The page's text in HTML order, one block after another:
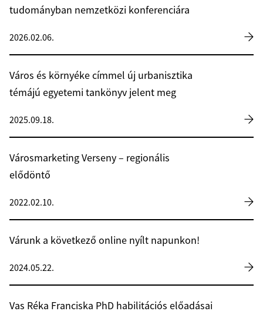
tudományban nemzetközi konferenciára
2026.02.06.
Város és környéke címmel új urbanisztika
témájú egyetemi tankönyv jelent meg
2025.09.18.
Városmarketing Verseny – regionális
elődöntő
2022.02.10.
Várunk a következő online nyílt napunkon!
2024.05.22.
Vas Réka Franciska PhD habilitációs előadásai